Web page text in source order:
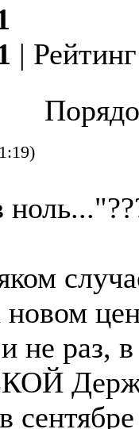
| Рейтинг
не раз,